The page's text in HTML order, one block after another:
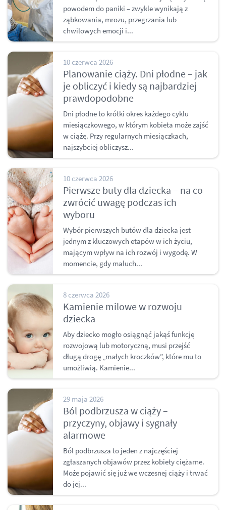
powodem do paniki – zwykle wynikają z
ząbkowania, mrozu, przegrzania lub
chwilowych emocji i...
10 czerwca 2026
Planowanie ciąży. Dni płodne – jak
je obliczyć i kiedy są najbardziej
prawdopodobne
Dni płodne to krótki okres każdego cyklu
miesiączkowego, w którym kobieta może zajść
w ciążę. Przy regularnych miesiączkach,
najszybciej obliczysz...
10 czerwca 2026
Pierwsze buty dla dziecka – na co
zwrócić uwagę podczas ich
wyboru
Wybór pierwszych butów dla dziecka jest
jednym z kluczowych etapów w ich życiu,
mającym wpływ na ich rozwój i wygodę. W
momencie, gdy maluch...
8 czerwca 2026
Kamienie milowe w rozwoju
dziecka
Aby dziecko mogło osiągnąć jakąś funkcję
rozwojową lub motoryczną, musi przejść
długą drogę „małych kroczków”, które mu to
umożliwią. Kamienie...
29 maja 2026
Ból podbrzusza w ciąży –
przyczyny, objawy i sygnały
alarmowe
Ból podbrzusza to jeden z najczęściej
zgłaszanych objawów przez kobiety ciężarne.
Może pojawić się już we wczesnej ciąży i trwać
do jej...